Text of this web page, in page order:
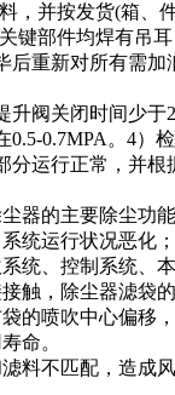
，并按发货(箱
键部件均焊有吊
重新对所有需加
升阀关闭时间少
0.7MPA。4）
运行正常，并
器的主要除尘功
统运行状况恶化
统、控制系统、
触，除尘器滤袋
的喷吹中心偏移
命。
料不匹配，造成